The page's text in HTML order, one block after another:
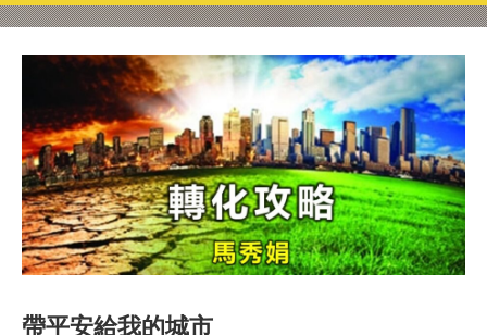
帶平安給我的城市